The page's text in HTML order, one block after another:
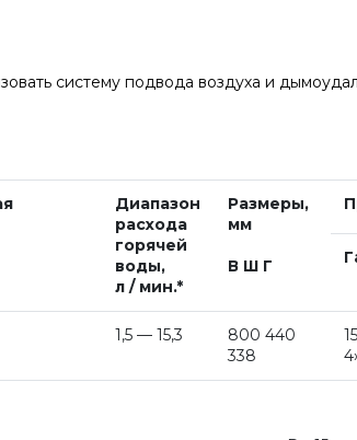
систему подвода воздуха и
Диапазон
расхода
горячей
воды,
л / мин.*
Размеры,
мм
В Ш Г
1,5 — 15,3
800 440
338